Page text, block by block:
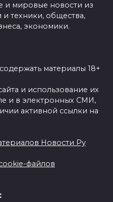
и мировые новости из
и техники, общества,
экономики.
материалы 18+
и использование их
и в электронных СМИ,
активной ссылки на
Новости Ру
файлов